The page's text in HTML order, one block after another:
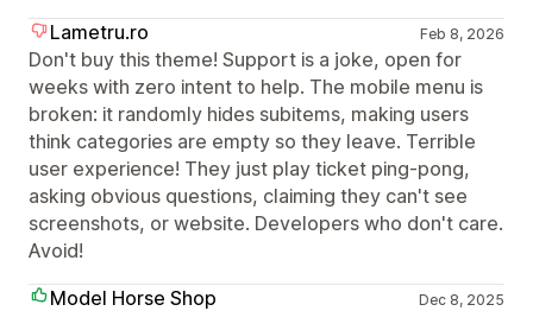
Lametru.ro
Feb 8, 2026
Don't buy this theme! Support is a joke, open for
weeks with zero intent to help. The mobile menu is
broken: it randomly hides subitems, making users
think categories are empty so they leave. Terrible
user experience! They just play ticket ping-pong,
asking obvious questions, claiming they can't see
screenshots, or website. Developers who don't care.
Avoid!
Model Horse Shop
Dec 8, 2025